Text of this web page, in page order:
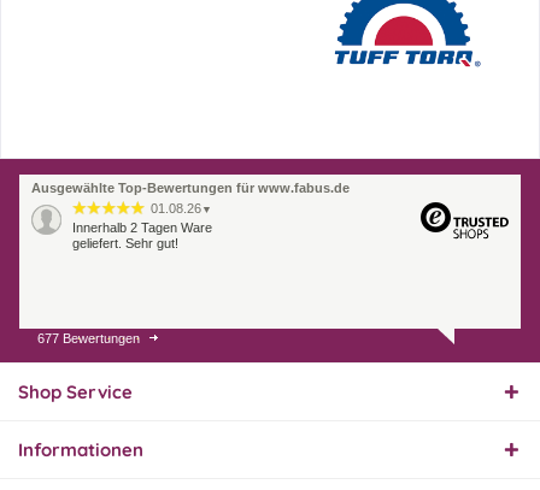
Ausgewählte Top-Bewertungen für www.fabus.de
01.08.26 ▼
Innerhalb 2 Tagen Ware
geliefert. Sehr gut!
31.07.26
Super schnelle Lieferung,
hervorragend. Gerne
677 Bewertungen
Shop Service
Informationen